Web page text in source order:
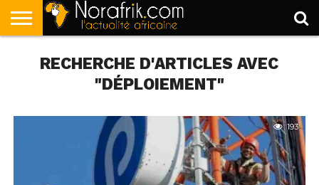
POLITIQUE
SOCIÉTÉ
ECONOMIE
SPORT
LIFESTYLE
RECHERCHE D'ARTICLES AVEC
"DÉPLOIEMENT"
193